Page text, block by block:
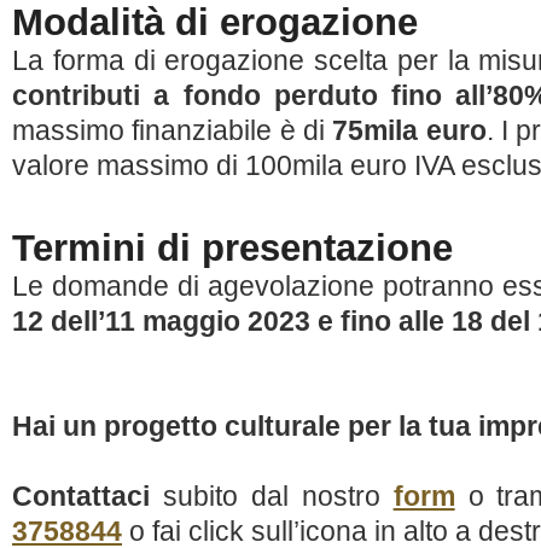
Modalità di erogazione
La forma di erogazione scelta per la
contributi a fondo perduto fino
massimo finanziabile è di 75mila euro. I
valore massimo di 100mila euro IVA
Termini di presentazione
Le domande di agevolazione potranno
12 dell’11 maggio 2023 e fino alle 18
Hai un progetto culturale per la tua
Contattaci subito dal nostro form o
3758844 o fai click sull’icona in alto a